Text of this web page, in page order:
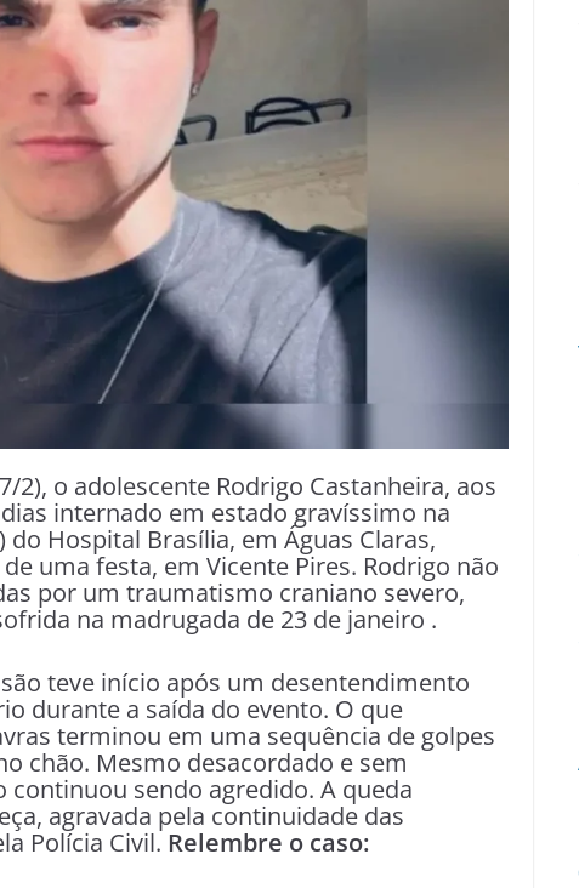
2), o adolescente Rodrigo Castanheira, aos
internado em estado gravíssimo na
Hospital Brasília, em Águas Claras,
uma festa, em Vicente Pires. Rodrigo não
por um traumatismo craniano severo,
na madrugada de 23 de janeiro .
teve início após um desentendimento
durante a saída do evento. O que
terminou em uma sequência de golpes
chão. Mesmo desacordado e sem
continuou sendo agredido. A queda
agravada pela continuidade das
Polícia Civil. Relembre o caso: